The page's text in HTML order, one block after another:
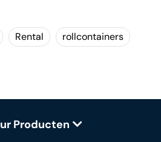
Rental
rollcontainers
Producten